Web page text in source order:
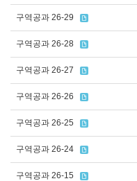
구역공과 26-29
구역공과 26-28
구역공과 26-27
구역공과 26-26
구역공과 26-25
구역공과 26-24
구역공과 26-15